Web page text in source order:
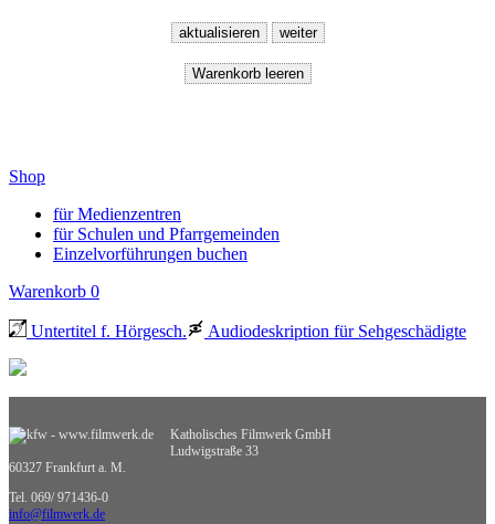
Shop
für Medienzentren
für Schulen und Pfarrgemeinden
Einzelvorführungen buchen
Warenkorb 0
Untertitel f. Hörgesch. Audiodeskription für Sehgeschädigte
Katholisches Filmwerk GmbH
Ludwigstraße 33
60327 Frankfurt a. M.
Tel. 069/ 971436-0
info@filmwerk.de